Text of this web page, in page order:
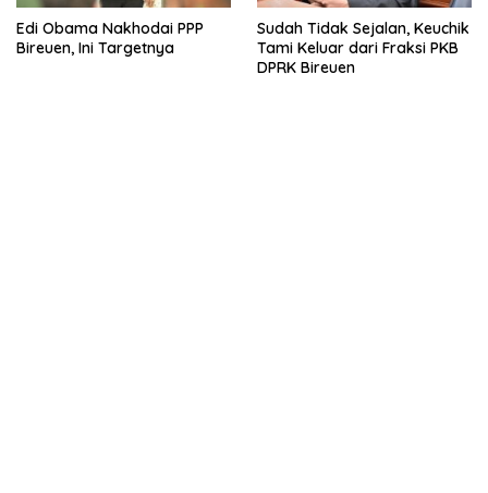
Edi Obama Nakhodai PPP
Bireuen, Ini Targetnya
Sudah Tidak Sejalan, Keuchik
Tami Keluar dari Fraksi PKB
DPRK Bireuen